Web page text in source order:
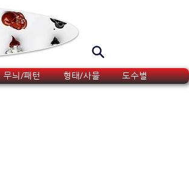
무늬/패턴 형태/사물 도수별